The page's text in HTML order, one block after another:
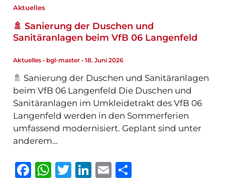
Aktuelles
🚿 Sanierung der Duschen und
Sanitäranlagen beim VfB 06 Langenfeld
Aktuelles• bgl-master • 18. Juni 2026
🚿 Sanierung der Duschen und Sanitäranlagen
beim VfB 06 Langenfeld Die Duschen und
Sanitäranlagen im Umkleidetrakt des VfB 06
Langenfeld werden in den Sommerferien
umfassend modernisiert. Geplant sind unter
anderem…
F WT Li E T